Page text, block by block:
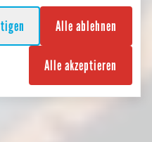
Alle ablehnen
Alle akzeptieren